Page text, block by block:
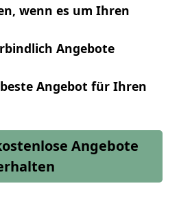
wenn es um Ihren
Angebote
Angebot für Ihren
Angebote